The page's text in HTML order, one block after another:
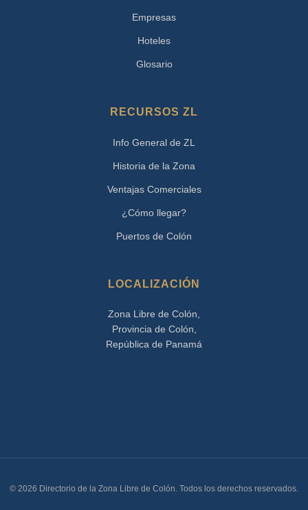
Empresas
Hoteles
Glosario
RECURSOS ZL
Info General de ZL
Historia de la Zona
Ventajas Comerciales
¿Cómo llegar?
Puertos de Colón
LOCALIZACIÓN
Zona Libre de Colón,
Provincia de Colón,
República de Panamá
© 2026 Directorio de la Zona Libre de Colón. Todos los derechos reservados.